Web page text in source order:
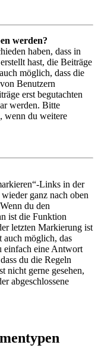
werden?
haben, dass in
hast, die Beiträge
möglich, dass die
Benutzern
erst begutachten
werden. Bitte
wenn du weitere
Links in der
ganz nach oben
du den
ist die Funktion
letzten Markierung ist
auch möglich, das
einfach eine Antwort
du die Regeln
nicht gerne gesehen,
abgeschlossene